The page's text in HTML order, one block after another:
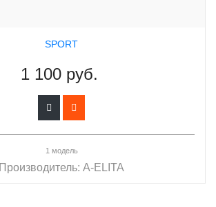
SPORT
1 100 руб.
1 модель
Производитель: A-ELITA